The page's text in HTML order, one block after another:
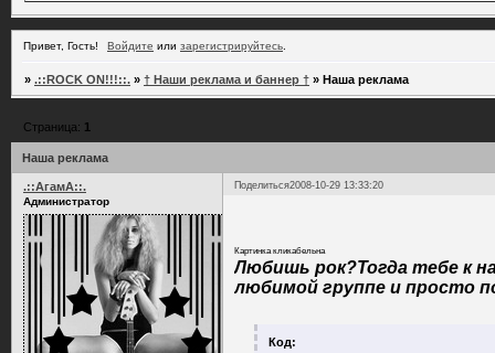
Привет, Гость! Войдите или зарегистрируйтесь
» .::ROCK ON!!!::. » † Наши реклама и баннер † » Наша реклама
Наша реклама
Страница: 1
Поделиться2008-10-29 13:33:20
.::АгамА::.
Администратор
Картинка кликабельна
Любишь рок?Тогда тебе к
любимой группе и просто
Код: